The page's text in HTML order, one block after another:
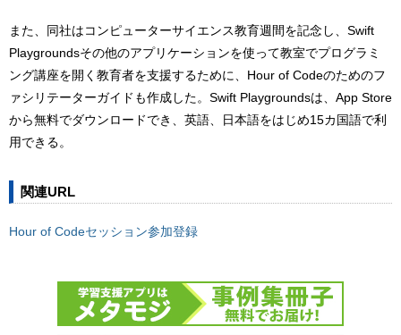
また、同社はコンピューターサイエンス教育週間を記念し、Swift
Playgroundsその他のアプリケーションを使って教室でプログラミ
ング講座を開く教育者を支援するために、Hour of Codeのためのフ
ァシリテーターガイドも作成した。Swift Playgroundsは、App Store
から無料でダウンロードでき、英語、日本語をはじめ15カ国語で利
用できる。
関連URL
Hour of Codeセッション参加登録